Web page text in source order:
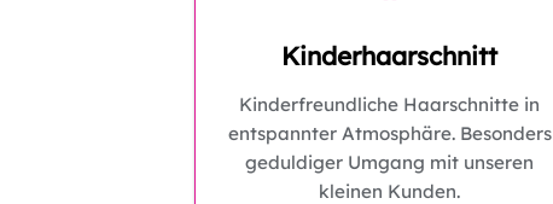
Kinderhaarschnitt
Kinderfreundliche Haarschnitte in
entspannter Atmosphäre. Besonders
geduldiger Umgang mit unseren
kleinen Kunden.